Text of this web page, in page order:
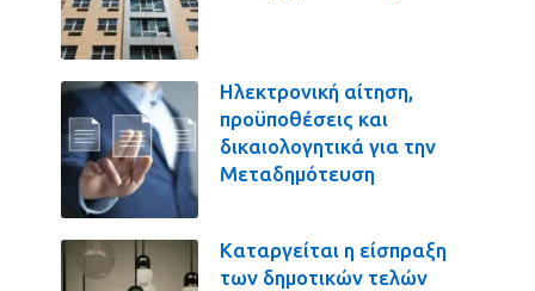
Ηλεκτρονική αίτηση,
προϋποθέσεις και
δικαιολογητικά για την
Μεταδημότευση
Καταργείται η είσπραξη
των δημοτικών τελών